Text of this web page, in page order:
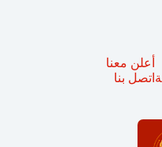
أعلن معنا
اتصل بنا